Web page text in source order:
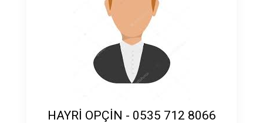
HAYRİ OPÇİN - 0535 712 8066